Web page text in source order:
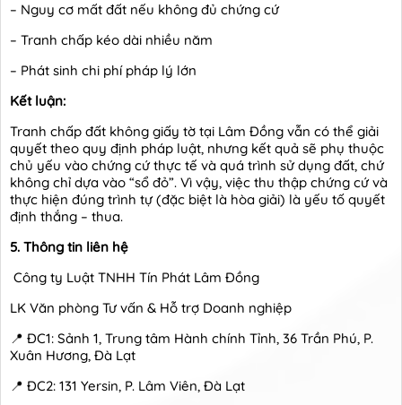
– Nguy cơ mất đất nếu không đủ chứng cứ
– Tranh chấp kéo dài nhiều năm
– Phát sinh chi phí pháp lý lớn
Kết luận:
Tranh chấp đất không giấy tờ tại Lâm Đồng vẫn có thể giải
quyết theo quy định pháp luật, nhưng kết quả sẽ phụ thuộc
chủ yếu vào chứng cứ thực tế và quá trình sử dụng đất, chứ
không chỉ dựa vào “sổ đỏ”. Vì vậy, việc thu thập chứng cứ và
thực hiện đúng trình tự (đặc biệt là hòa giải) là yếu tố quyết
định thắng – thua.
5. Thông tin liên hệ
Công ty Luật TNHH Tín Phát Lâm Đồng
LK Văn phòng Tư vấn & Hỗ trợ Doanh nghiệp
📍 ĐC1: Sảnh 1, Trung tâm Hành chính Tỉnh, 36 Trần Phú, P.
Xuân Hương, Đà Lạt
📍 ĐC2: 131 Yersin, P. Lâm Viên, Đà Lạt